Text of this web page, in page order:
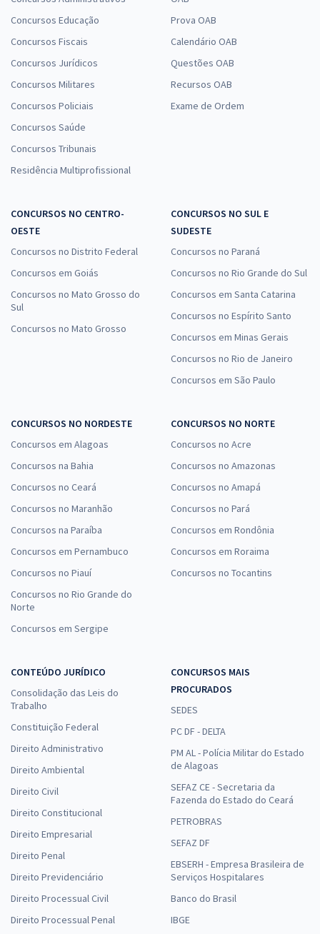
Concursos Educação
Concursos Fiscais
Concursos Jurídicos
Concursos Militares
Concursos Policiais
Concursos Saúde
Concursos Tribunais
Residência Multiprofissional
Prova OAB
Calendário OAB
Questões OAB
Recursos OAB
Exame de Ordem
CONCURSOS NO CENTRO-
OESTE
Concursos no Distrito Federal
Concursos em Goiás
Concursos no Mato Grosso do
Sul
Concursos no Mato Grosso
CONCURSOS NO SUL E
SUDESTE
Concursos no Paraná
Concursos no Rio Grande do Sul
Concursos em Santa Catarina
Concursos no Espírito Santo
Concursos em Minas Gerais
Concursos no Rio de Janeiro
Concursos em São Paulo
CONCURSOS NO NORDESTE
Concursos em Alagoas
Concursos na Bahia
Concursos no Ceará
Concursos no Maranhão
Concursos na Paraíba
Concursos em Pernambuco
Concursos no Piauí
Concursos no Rio Grande do
Norte
Concursos em Sergipe
CONCURSOS NO NORTE
Concursos no Acre
Concursos no Amazonas
Concursos no Amapá
Concursos no Pará
Concursos em Rondônia
Concursos em Roraima
Concursos no Tocantins
CONTEÚDO JURÍDICO
Consolidação das Leis do
Trabalho
Constituição Federal
Direito Administrativo
Direito Ambiental
Direito Civil
Direito Constitucional
Direito Empresarial
Direito Penal
Direito Previdenciário
Direito Processual Civil
Direito Processual Penal
CONCURSOS MAIS
PROCURADOS
SEDES
PC DF - DELTA
PM AL - Polícia Militar do Estado
de Alagoas
SEFAZ CE - Secretaria da
Fazenda do Estado do Ceará
PETROBRAS
SEFAZ DF
EBSERH - Empresa Brasileira de
Serviços Hospitalares
Banco do Brasil
IBGE